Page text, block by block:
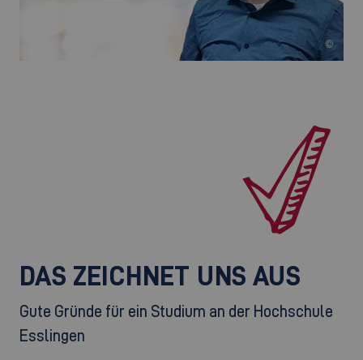
©
DAS ZEICHNET UNS AUS
Gute Gründe für ein Studium an der Hochschule
Esslingen